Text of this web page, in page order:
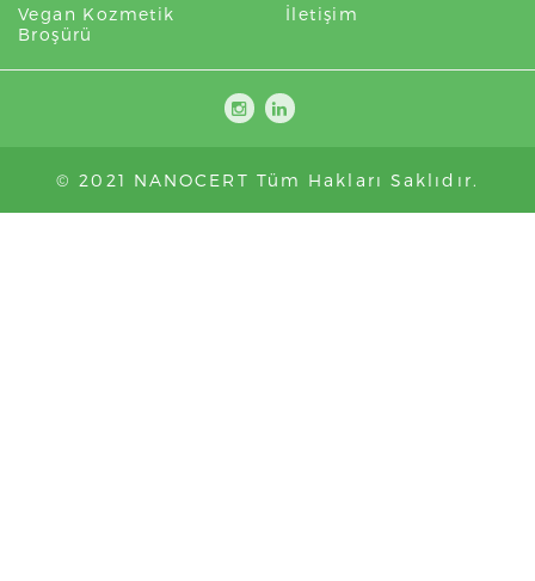
Vegan Kozmetik
Broşürü
İletişim
© 2021 NANOCERT Tüm Hakları Saklıdır.